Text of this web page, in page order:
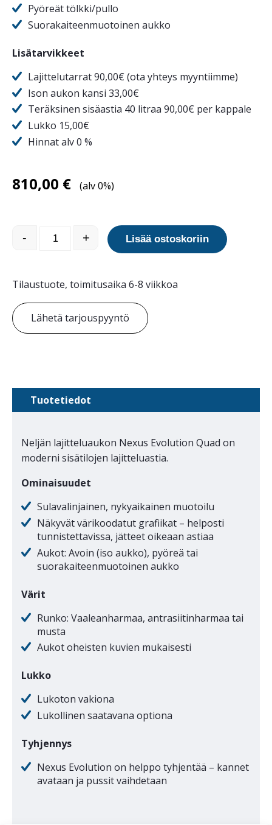
Pyöreät tölkki/pullo
Suorakaiteenmuotoinen aukko
Lisätarvikkeet
Lajittelutarrat 90,00€ (ota yhteys myyntiimme)
Ison aukon kansi 33,00€
Teräksinen sisäastia 40 litraa 90,00€ per kappale
Lukko 15,00€
Hinnat alv 0 %
810,00 € (alv 0%)
Nexus Evolution Quad määrä
- + Lisää ostoskoriin
Tilaustuote, toimitusaika 6-8 viikkoa
Lähetä tarjouspyyntö
Tuotetiedot
Neljän lajitteluaukon Nexus Evolution Quad on
moderni sisätilojen lajitteluastia.
Ominaisuudet
Sulavalinjainen, nykyaikainen muotoilu
Näkyvät värikoodatut grafiikat – helposti
tunnistettavissa, jätteet oikeaan astiaa
Aukot: Avoin (iso aukko), pyöreä tai
suorakaiteenmuotoinen aukko
Värit
Runko: Vaaleanharmaa, antrasiitinharmaa tai
musta
Aukot oheisten kuvien mukaisesti
Lukko
Lukoton vakiona
Lukollinen saatavana optiona
Tyhjennys
Nexus Evolution on helppo tyhjentää – kannet
avataan ja pussit vaihdetaan